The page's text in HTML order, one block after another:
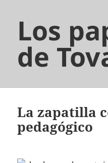
Los
de
La zapatilla
pedagógico